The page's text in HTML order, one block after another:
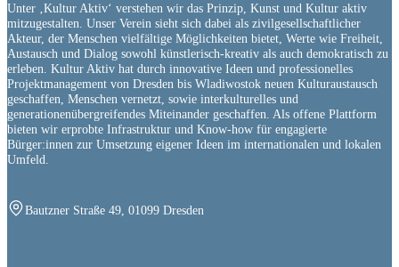
Unter ‚Kultur Aktiv‘ verstehen wir das Prinzip, Kunst und Kultur aktiv
mitzugestalten. Unser Verein sieht sich dabei als zivilgesellschaftlicher
Akteur, der Menschen vielfältige Möglichkeiten bietet, Werte wie Freiheit,
Austausch und Dialog sowohl künstlerisch-kreativ als auch demokratisch zu
erleben. Kultur Aktiv hat durch innovative Ideen und professionelles
Projektmanagement von Dresden bis Wladiwostok neuen Kulturaustausch
geschaffen, Menschen vernetzt, sowie interkulturelles und
generationenübergreifendes Miteinander geschaffen. Als offene Plattform
bieten wir erprobte Infrastruktur und Know-how für engagierte
Bürger:innen zur Umsetzung eigener Ideen im internationalen und lokalen
Umfeld.
Bautzner Straße 49, 01099 Dresden